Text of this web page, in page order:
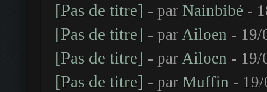
[Pas de titre] - par Nainbibé -
[Pas de titre] - par Ailoen - 19/
[Pas de titre] - par Ailoen - 19/
[Pas de titre] - par Muffin -